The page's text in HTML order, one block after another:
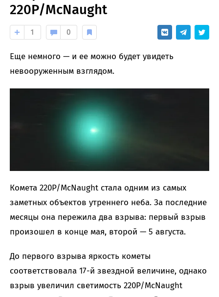
220P/McNaught
1 0
Еще немного — и ее можно будет увидеть
невооруженным взглядом.
Комета 220P/McNaught стала одним из самых
заметных объектов утреннего неба. За последние
месяцы она пережила два взрыва: первый взрыв
произошел в конце мая, второй — 5 августа.
До первого взрыва яркость кометы
соответствовала 17-й звездной величине, однако
взрыв увеличил светимость 220P/McNaught